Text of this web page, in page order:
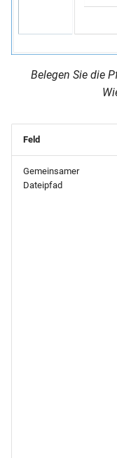
Belegen Sie die
Feld
Gemeinsamer
Dateipfad